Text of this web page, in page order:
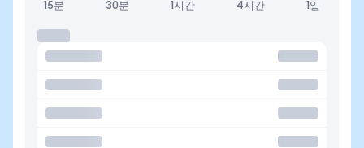
15분 30분 1시간 4시간 1일